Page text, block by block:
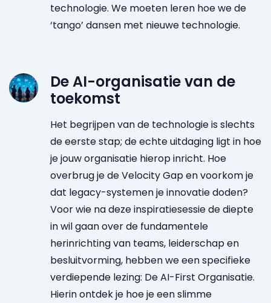
technologie. We moeten leren hoe we de
‘tango’ dansen met nieuwe technologie.
De AI-organisatie van de
toekomst
Het begrijpen van de technologie is slechts
de eerste stap; de echte uitdaging ligt in hoe
je jouw organisatie hierop inricht. Hoe
overbrug je de Velocity Gap en voorkom je
dat legacy-systemen je innovatie doden?
Voor wie na deze inspiratiesessie de diepte
in wil gaan over de fundamentele
herinrichting van teams, leiderschap en
besluitvorming, hebben we een specifieke
verdiepende lezing: De AI-First Organisatie.
Hierin ontdek je hoe je een slimme